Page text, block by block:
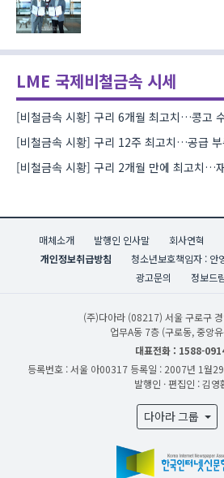
LME 국제비철금속 시세
[비철금속 시황] 구리 6개월 최고치…콩고
[비철금속 시황] 구리 12주 최고치…공급 부
매체소개 발행인 인사말 회사연혁
개인정보취급방침
청소년보호책임자 : 안
광고문의
정보드림
(주)다아라 (08217) 서울 구로구
업무A동 7층 (구로동, 중앙
대표전화 : 1588-
등록번호 : 서울 아00317 등록일 : 2007년 1월
발행인 · 편집인 : 김영
다아라 그룹